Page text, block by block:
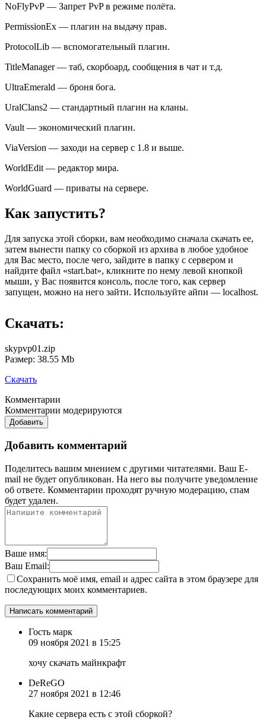
NoFlyPvP — Запрет PvP в режиме полёта.
PermissionEx — плагин на выдачу прав.
ProtocolLib — вспомогательный плагин.
TitleManager — таб, скорбоард, сообщения в чат и т.д.
UltraEmerald — броня бога.
UralClans2 — стандартный плагин на кланы.
Vault — экономический плагин.
ViaVersion — заходи на сервер с 1.8 и выше.
WorldEdit — редактор мира.
WorldGuard — приваты на сервере.
Как запустить?
Для запуска этой сборки, вам необходимо сначала скачать ее,
затем вынести папку со сборкой из архива в любое удобное
для Вас место, после чего, зайдите в папку с сервером и
найдите файл «start.bat», кликните по нему левой кнопкой
мыши, у Вас появится консоль, после того, как сервер
запущен, можно на него зайти. Используйте айпи — localhost.
Скачать:
skypvp01.zip
Размер: 38.55 Mb
Скачать
Комментарии
Комментарии модерируются
Добавить
Добавить комментарий
Поделитесь вашим мнением с другими читателями. Ваш E-
mail не будет опубликован. На него вы получите уведомление
об ответе. Комментарии проходят ручную модерацию, спам
будет удален.
Ваше имя:
Ваш Email:
Сохранить моё имя, email и адрес сайта в этом браузере для
последующих моих комментариев.
Гость марк
09 ноября 2021 в 15:25
хочу скачать майнкрафт
DeReGO
27 ноября 2021 в 12:46
Какие сервера есть с этой сборкой?